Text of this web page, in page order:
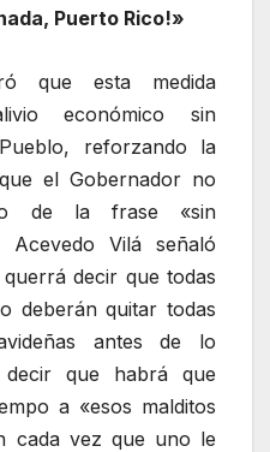
Puerto Rico!»
que esta medida
económico sin
reforzando la
el Gobernador no
de la frase «sin
Acevedo Vilá señaló
decir que todas
deberán quitar todas
antes de lo
que habrá que
a «esos malditos
cada vez que uno le